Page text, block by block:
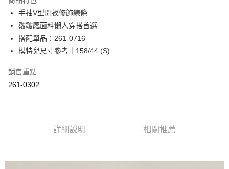
Apple Pay
街口支付
悠遊付
Google Pay
ATM付款
付款後全家取貨
手袖V型開衩修飾線條
皺皺感面料懶人穿搭首選
搭配單品：261-0716
模特兒尺寸參考｜158/44 (S)
銷售重點
261-0302
詳細說明 相關推薦